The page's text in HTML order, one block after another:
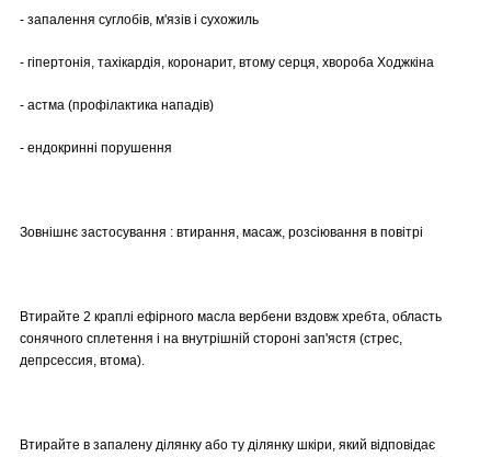
- запалення суглобів, м'язів і сухожиль
- гіпертонія, тахікардія, коронарит, втому серця, хвороба Ходжкіна
- астма (профілактика нападів)
- ендокринні порушення
Зовнішнє застосування : втирання, масаж, розсіювання в повітрі
Втирайте 2 краплі ефірного масла вербени вздовж хребта, область
сонячного сплетення і на внутрішній стороні зап'ястя (стрес,
депрсессия, втома).
Втирайте в запалену ділянку або ту ділянку шкіри, який відповідає